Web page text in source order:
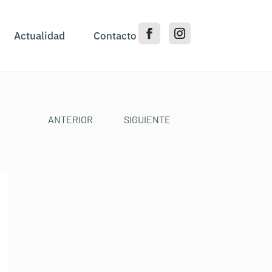
Actualidad Contacto
SIGUIENTE
ANTERIOR